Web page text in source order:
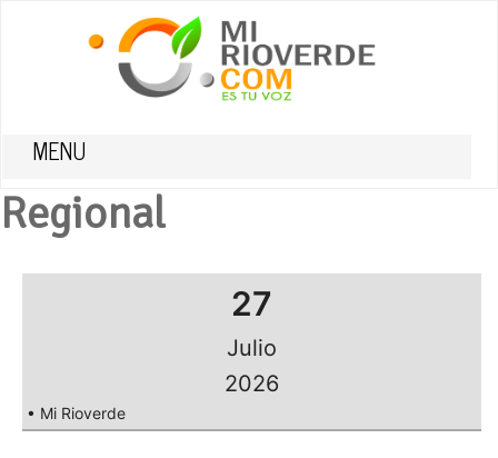
MENU
Regional
27
Julio
2026
• Mi Rioverde